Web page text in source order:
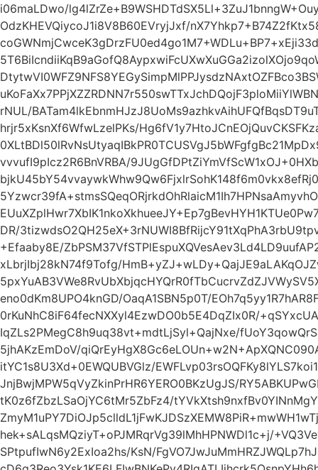
i06maLDwo/
OdzKHEVQiycoJ1i8V8B60EVryjJxf/
rNUL/
hrjr5xKsnXf6WfwLzelPKs/
vvvufI9pIcz2R6BnVRBA/
DR/
+Efaaby8E/
xLbrjIbj28kN74f9Tofg/
eno0dKm8UPO4knGD/OaqA1SBN5p0T/
0rKuNhC8iF64fecNXXyl4EzwDO0b5E4DqZIx0R/
IqZLs2PMegC8h9uq38vt+mdtLjSyl+QajNxe/
5jhAKzEmDoV/
itYC1s8U3Xd+0EWQUBVGlz/
JnjBwjMPW5qVyZkinPrHR6YERO0BKzUgJS/
tK0z6fZbzLSaOjYC6tMr5ZbFz4/
hek+sALqsMQziyT+oPJMRqrVg39lMhHPNWDl1c+j/
SPtpufIwN6y2ExIoa2hs/KsN/